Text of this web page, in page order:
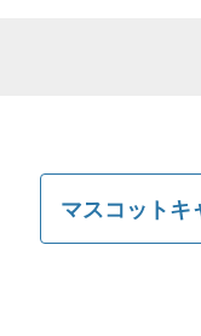
マスコットキ